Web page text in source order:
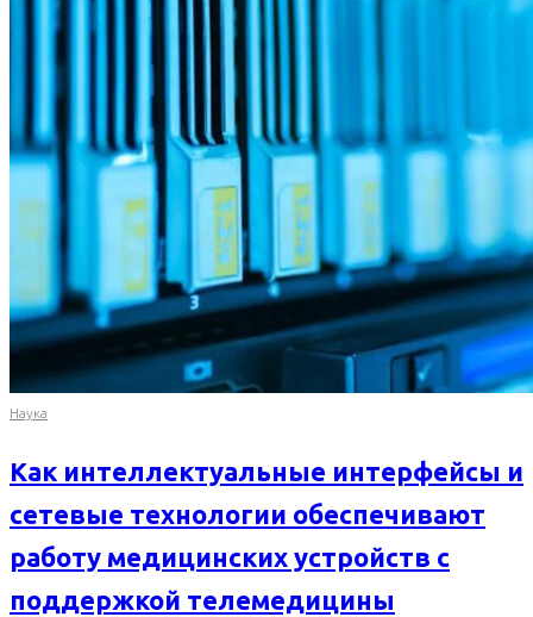
Наука
Как интеллектуальные интерфейсы и
сетевые технологии обеспечивают
работу медицинских устройств с
поддержкой телемедицины